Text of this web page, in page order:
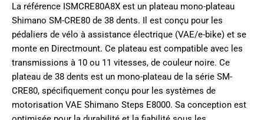
La référence ISMCRE80A8X est un plateau mono-plateau
Shimano SM-CRE80 de 38 dents. Il est conçu pour les
pédaliers de vélo à assistance électrique (VAE/e-bike) et se
monte en Directmount. Ce plateau est compatible avec les
transmissions à 10 ou 11 vitesses, de couleur noire. Ce
plateau de 38 dents est un mono-plateau de la série SM-
CRE80, spécifiquement conçu pour les systèmes de
motorisation VAE Shimano Steps E8000. Sa conception est